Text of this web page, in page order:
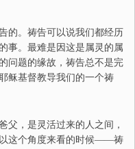
的。祷告可以说我们都经历
事。最难是因这是属灵的属
问题的缘故，祷告总不是完
稣基督教导我们的一个祷
，是灵活过来的人之间，
这个角度来看的时候——祷